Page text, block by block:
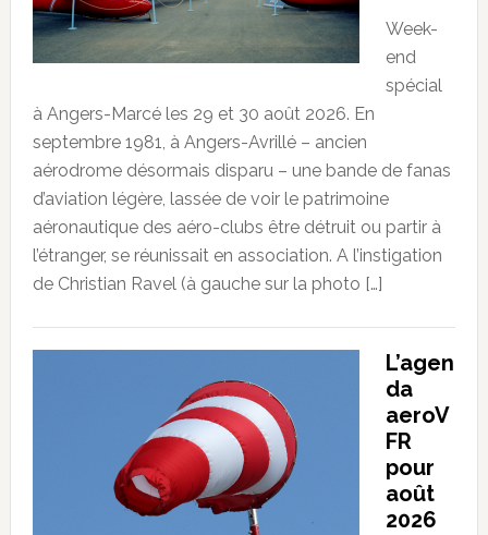
Week-
end
spécial
à Angers-Marcé les 29 et 30 août 2026. En
septembre 1981, à Angers-Avrillé – ancien
aérodrome désormais disparu – une bande de fanas
d’aviation légère, lassée de voir le patrimoine
aéronautique des aéro-clubs être détruit ou partir à
l’étranger, se réunissait en association. A l’instigation
de Christian Ravel (à gauche sur la photo […]
L’agen
da
aeroV
FR
pour
août
2026